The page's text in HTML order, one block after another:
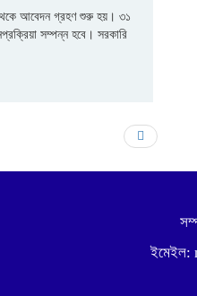
আবেদন গ্রহণ শুরু হয়। ৩১
সম্পন্ন হবে। সরকারি